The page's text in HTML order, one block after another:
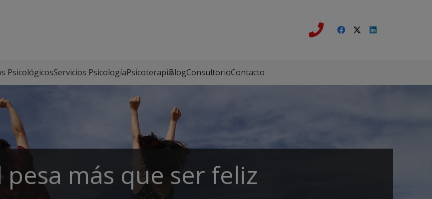
PsicológicosServicios PsicologíaPsicoterapiaBlogConsultorioContacto
más que ser feliz